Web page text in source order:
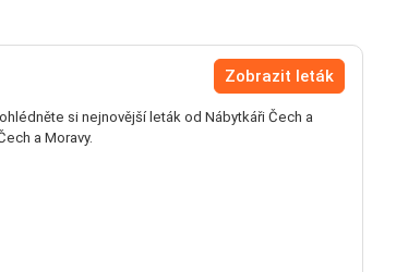
Zobrazit leták
si nejnovější leták od Nábytkáři Čech a
a Moravy.